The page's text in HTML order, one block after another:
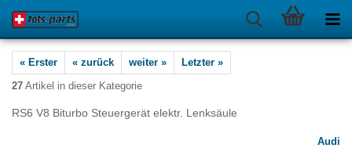
« Erster « zurück weiter »
Letzter »
27 Artikel in dieser Kategorie
RS6 V8 Biturbo Steuergerät elektr. Lenksäule
Audi